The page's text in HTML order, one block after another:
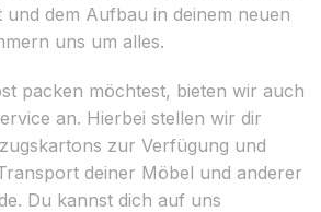
dem Aufbau in deinem neuen
uns um alles.
packen möchtest, bieten wir auch
an. Hierbei stellen wir dir
zur Verfügung und
deiner Möbel und anderer
Du kannst dich auf uns